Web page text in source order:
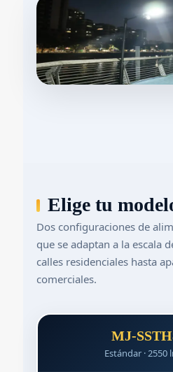
Elige tu
Dos configuraciones de
que se adaptan a la escala
calles residenciales hasta
comerciales.
MJ-
Estándar · 2550